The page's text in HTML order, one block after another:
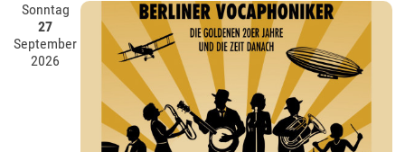
Sonntag
27
September
2026